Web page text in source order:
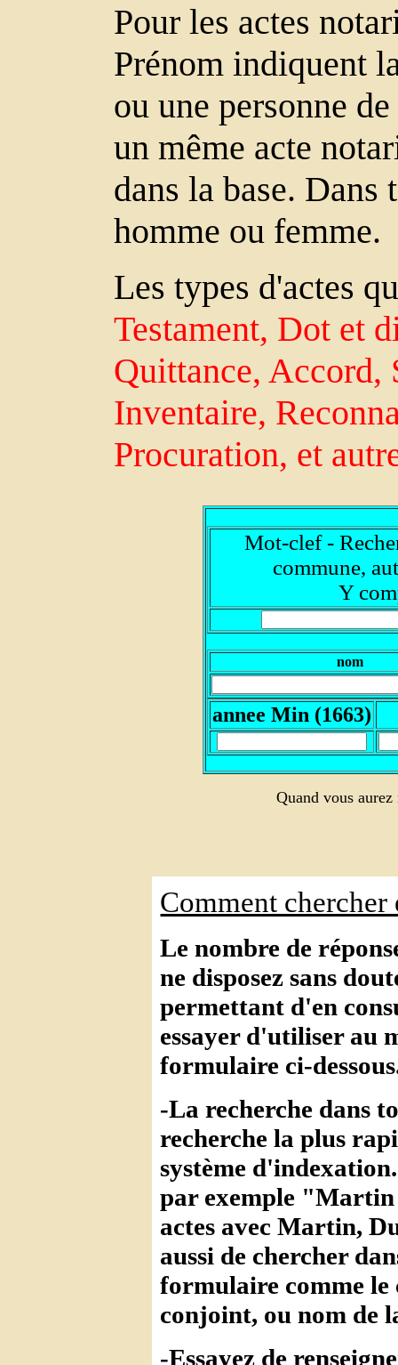
Pour les actes
Prénom indiquent
ou une personne
un même acte
dans la base. Dans
homme ou femme.
Les types d'actes
Testament, Dot et
Quittance, Accord,
Inventaire,
Procuration, et
Mot-clef -
commune,
Y
nom
annee Min (1663)
Quand vous
Comment chercher
Le nombre de
ne disposez sans
permettant d'en
essayer d'utiliser au
formulaire ci-
-La recherche dans
recherche la plus
système
par exemple
actes avec Martin,
aussi de chercher
formulaire comme le
conjoint, ou nom de
-Essayez de